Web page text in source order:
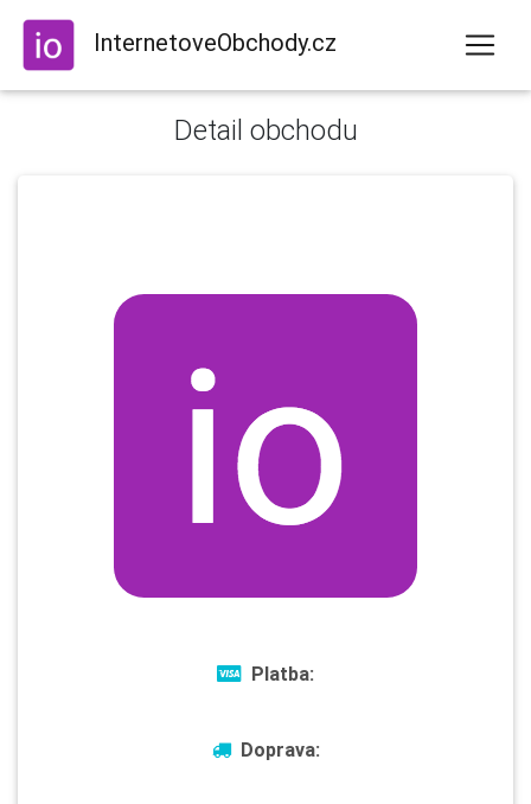
InternetoveObchody.cz
Detail obchodu
Platba:
Doprava: